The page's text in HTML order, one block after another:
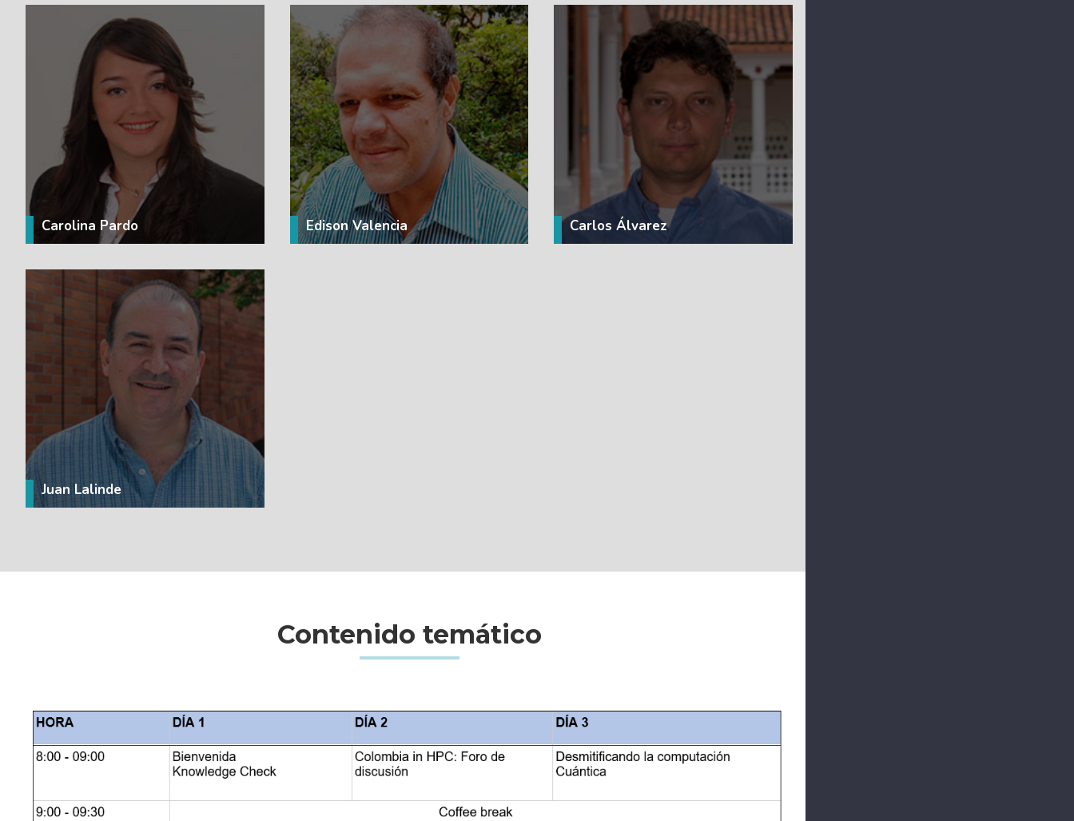
VER MÁS
Carolina Pardo
VER MÁS
Edison Valencia
VER MÁS
Carlos Álvarez
VER MÁS
Juan Lalinde
Contenido temático